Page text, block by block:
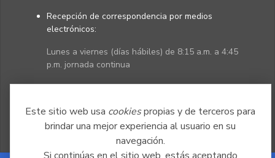
Este sitio web usa cookiespropias y de terceros para
brindar una mejor experiencia al usuario en su
navegación.
Recepción de correspondencia por medios
electrónicos:
Lunes a viernes (días hábiles) de 8:15 a.m. a 4:45
p.m. jornada continua